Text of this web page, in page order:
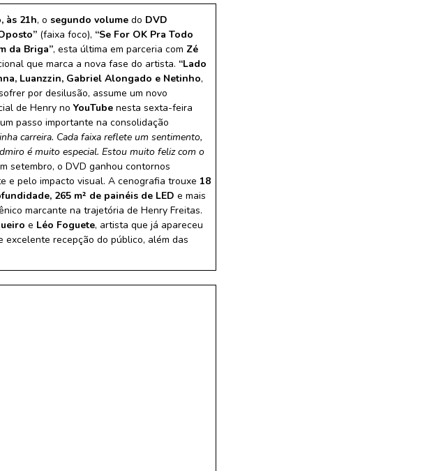
às 21h, o segundo volume do DVD
(faixa foco), “Se For OK Pra Todo
da Briga”, esta última em parceria com Zé
que marca a nova fase do artista. “Lado
Luanzzin, Gabriel Alongado e Netinho,
por desilusão, assume um novo
de Henry no YouTube nesta sexta-feira
passo importante na consolidação
carreira. Cada faixa reflete um sentimento,
é muito especial. Estou muito feliz com o
setembro, o DVD ganhou contornos
e pelo impacto visual. A cenografia trouxe 18
265 m² de painéis de LED e mais
marcante na trajetória de Henry Freitas.
e Léo Foguete, artista que já apareceu
excelente recepção do público, além das